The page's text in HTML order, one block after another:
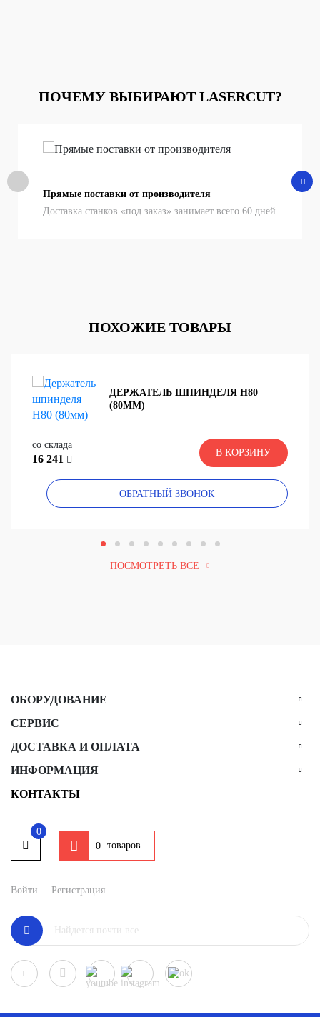
ПОЧЕМУ ВЫБИРАЮТ LASERCUT?
Прямые поставки от производителя
Доставка станков «под заказ» занимает всего 60 дней.
ПОХОЖИЕ ТОВАРЫ
ДЕРЖАТЕЛЬ ШПИНДЕЛЯ Н80
(80ММ)
со склада
16 241
В КОРЗИНУ
ОБРАТНЫЙ ЗВОНОК
ПОСМОТРЕТЬ ВСЕ
ОБОРУДОВАНИЕ
СЕРВИС
ДОСТАВКА И ОПЛАТА
ИНФОРМАЦИЯ
КОНТАКТЫ
0
0 товаров
Войти Регистрация